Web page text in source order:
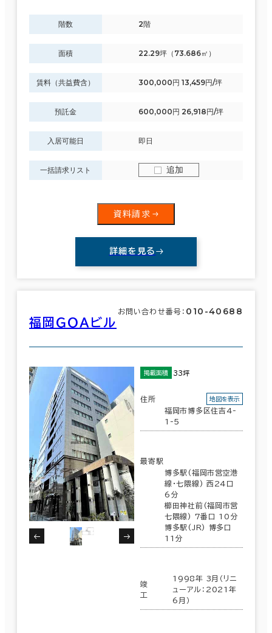
階数 2階
面積 22.29坪（73.686㎡）
賃料（共益費含） 300,000円 13,459円/坪
預託金 600,000円 26,918円/坪
入居可能日 即日
一括請求リスト 追加
資料請求
詳細を見る
福岡ＧＯＡビル
お問い合わせ番号： 010-40688
掲載面積 33坪
住所
福岡市博多区住吉4-
1-5
地図を表示
最寄駅
博多駅(福岡市営空港
線･七隈線) 西24口
6分
櫛田神社前(福岡市営
七隈線) 7番口 10分
博多駅(JR) 博多口
11分
竣
工
1998年 3月（リニ
ューアル：2021年
6月）